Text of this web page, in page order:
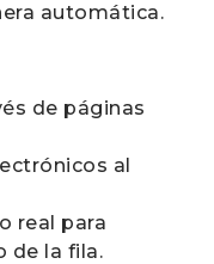
automática.
de páginas
al
real para
de la fila.